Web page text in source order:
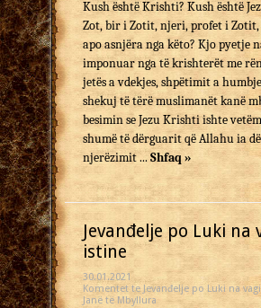
Kush është Krishti? Kush është
Zot, bir i Zotit, njeri, profet i Zotit,
apo asnjëra nga këto? Kjo pyetje
imponuar nga të krishterët me
jetës a vdekjes, shpëtimit a
shekuj të tërë muslimanët kanë
besimin se Jezu Krishti ishte
shumë të dërguarit që Allahu ia
njerëzimit ... Shfaq »
Jevanđelje po Luki na
istine
30.01.2021
Komentet te Jevanđelje po Luki na
Janë të Mbyllura